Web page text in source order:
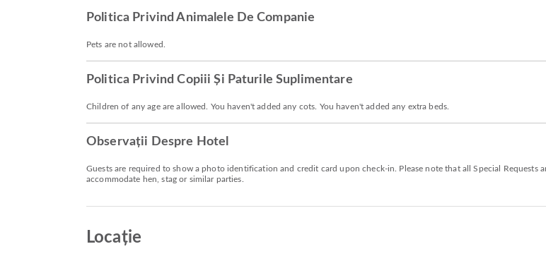
Politica Privind Animalele De Companie
Pets are not allowed.
Politica Privind Copiii Și Paturile Suplimentare
Children of any age are allowed. You haven't added any cots. You haven't added any extra beds.
Observații Despre Hotel
Guests are required to show a photo identification and credit card upon check-in. Please note that all Special
accommodate hen, stag or similar parties.
Locație